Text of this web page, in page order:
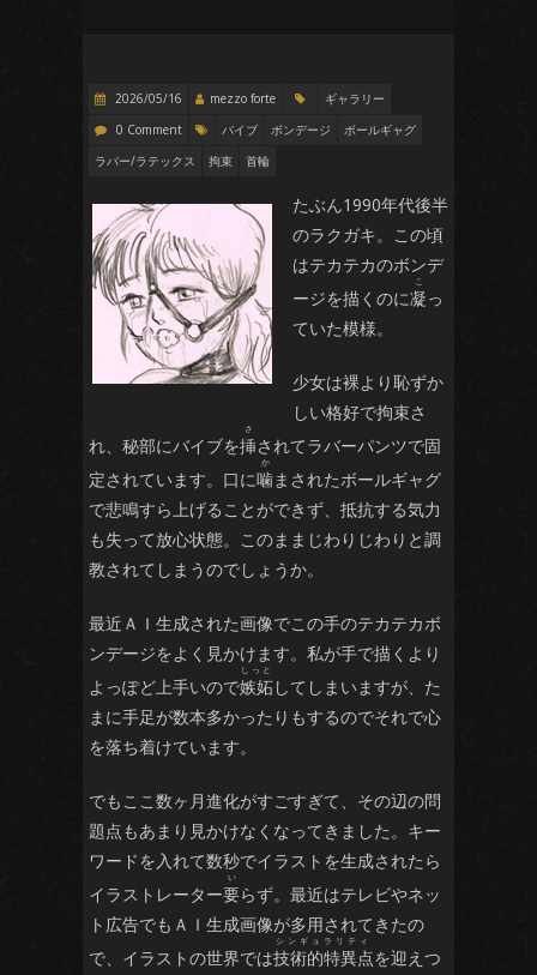
2026/05/16 mezzo forte
ギャラリー
0 Comment
バイブ ボンデージ
ボールギャグ
ラバー/ラテックス
拘束 首輪
たぶん1990年代後半
のラクガキ。この頃
はテカテカのボンデ
ージを描くのに凝っ
ていた模様。
少女は裸より恥ずか
しい格好で拘束さ
れ、秘部にバイブを挿されてラバーパンツで固
定されています。口に噛まされたボールギャグ
で悲鳴すら上げることができず、抵抗する気力
も失って放心状態。このままじわりじわりと調
教されてしまうのでしょうか。
最近ＡＩ生成された画像でこの手のテカテカボ
ンデージをよく見かけます。私が手で描くより
よっぽど上手いので嫉妬してしまいますが、た
まに手足が数本多かったりもするのでそれで心
を落ち着けています。
でもここ数ヶ月進化がすごすぎて、その辺の問
題点もあまり見かけなくなってきました。キー
ワードを入れて数秒でイラストを生成されたら
イラストレーター要らず。最近はテレビやネッ
ト広告でもＡＩ生成画像が多用されてきたの
で、イラストの世界では技術的特異点を迎えつ